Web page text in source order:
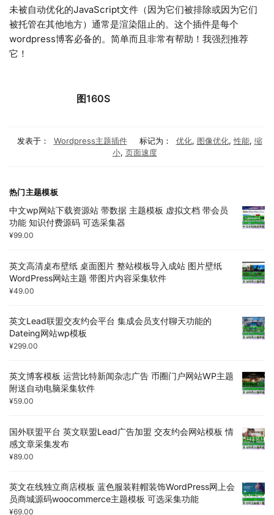
未被自动优化的JavaScript文件（因为它们被排除或因为它们
被托管在其他地方）通常是渲染阻止的。这个插件是每个
wordpress博客必备的。简单而且非常有帮助！我强烈推荐
它！
图160S
发表于： Wordpress主题插件 标记为： 优化, 图像优化, 性能, 缩
小, 页面速度
热门主题模板
中文wp网站下载资源站 带数据 主题模板 虚拟文档 带会员
功能 知识付费源码 可选采集器
¥99.00
英文高清桌布壁纸 桌面图片 整站模板导入成站 图片壁纸
WordPress网站主题 带图片内容采集软件
¥49.00
英文Lead联盟交友约会平台 集成会员支付聊天功能的
Dateing网站wp模板
¥299.00
英文博客模板 运营比特新闻杂志广告 币圈门户网站WP主题
附送自动电脑采集软件
¥59.00
国外联盟平台 英文联盟Lead广告加盟 交友约会网站模板 情
感文章采集发布
¥89.00
英文在线独立商店模板 蓝色服装鞋帽装饰WordPress网上会
员商城源码woocommerce主题模板 可选采集功能
¥69.00